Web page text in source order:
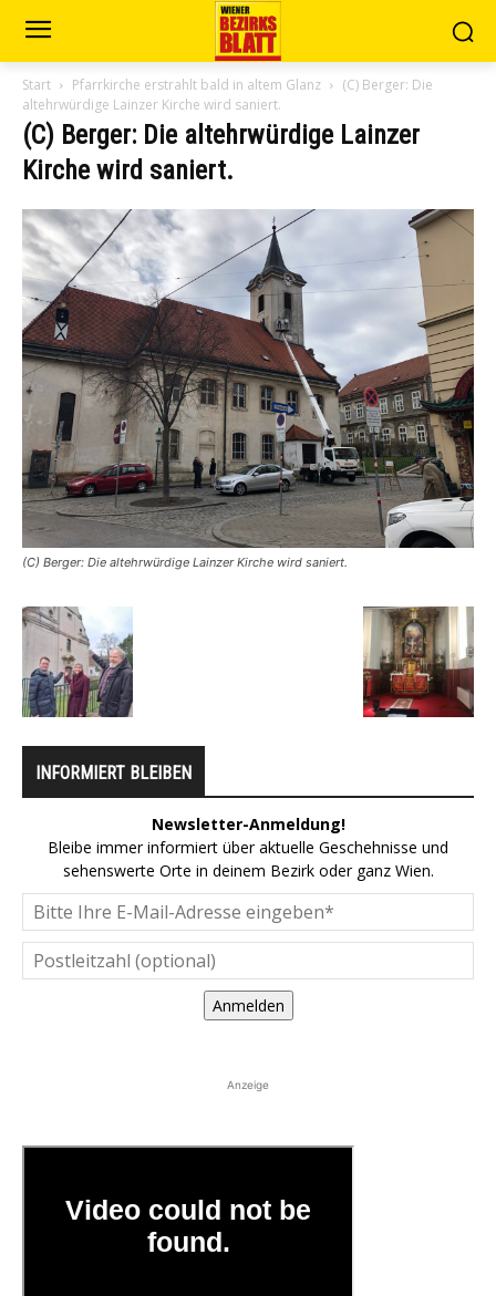
Start Pfarrkirche erstrahlt bald in altem Glanz
(C) Berger: Die
altehrwürdige Lainzer Kirche wird saniert.
(C) Berger: Die altehrwürdige Lainzer
Kirche wird saniert.
(C) Berger: Die altehrwürdige Lainzer Kirche wird saniert.
INFORMIERT BLEIBEN
Newsletter-Anmeldung!
Bleibe immer informiert über aktuelle Geschehnisse und
sehenswerte Orte in deinem Bezirk oder ganz Wien.
Anmelden
Anzeige